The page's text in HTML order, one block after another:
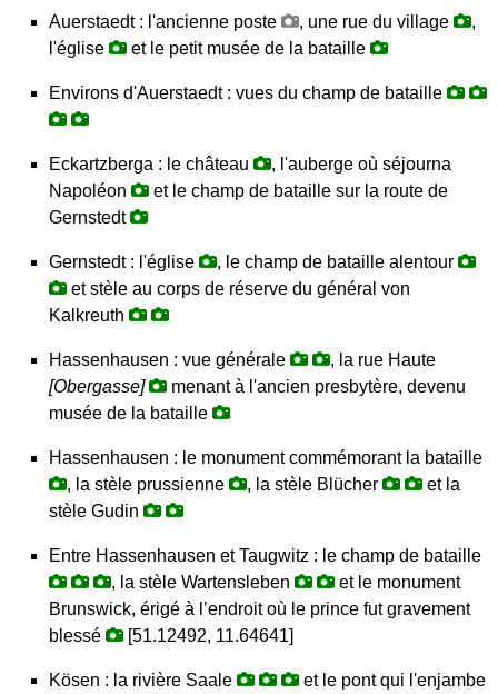
Auerstaedt : l'ancienne poste , une rue du village
,
l'église
et le petit musée de la bataille
Environs d'Auerstaedt : vues du champ de bataille
Eckartzberga : le château
, l'auberge où séjourna
Napoléon
et le champ de bataille sur la route de
Gernstedt
Gernstedt : l'église
, le champ de bataille alentour
et stèle au corps de réserve du général von
Kalkreuth
Hassenhausen : vue générale
, la rue Haute
[Obergasse]
menant à l'ancien presbytère, devenu
musée de la bataille
Hassenhausen : le monument commémorant la bataille
, la stèle prussienne
, la stèle Blücher
et la
stèle Gudin
Entre Hassenhausen et Taugwitz : le champ de bataille
, la stèle Wartensleben
et le monument
Brunswick, érigé à l’endroit où le prince fut gravement
blessé
[51.12492, 11.64641]
Kösen : la rivière Saale et le pont qui l'enjambe